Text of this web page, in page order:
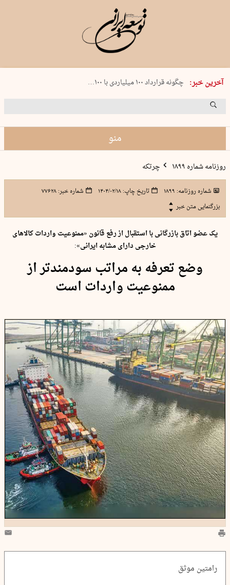
آخرین خبر:
شنبه 17 مرداد 1405 شماره 2244
چگونه قرارداد ۱۰۰ میلیاردی با ۱۰۰…
پنجره‌ای که باز نشد
منو
روزنامه شماره ۱۸۹۹ چرتکه
شماره روزنامه: ۱۸۹۹ تاریخ چاپ:۱۴۰۴/۰۲/۱۸ شماره خبر:۷۷۶۲۸
بزرگنمایی متن خبر
یک عضو اتاق بازرگانی با استقبال از رفع قانون «ممنوعیت واردات کالاهای
خارجی دارای مشابه ایرانی»:
وضع تعرفه به مراتب سودمندتر از
ممنوعیت واردات است
رامتین موثق